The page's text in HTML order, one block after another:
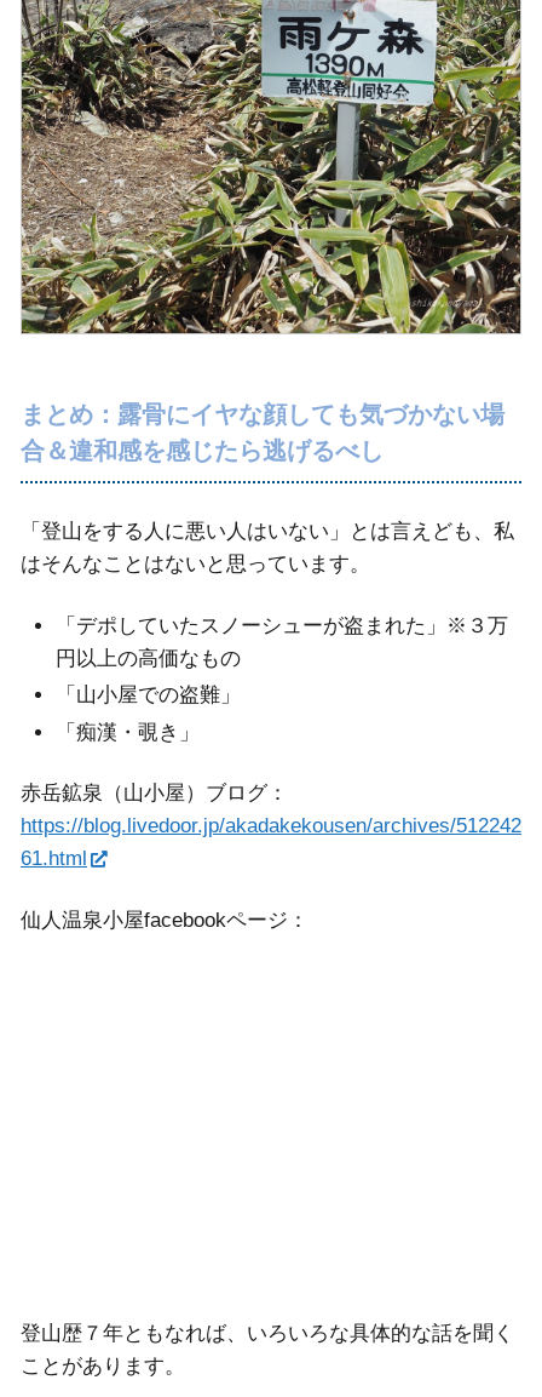
まとめ：露骨にイヤな顔しても気づかない場
合＆違和感を感じたら逃げるべし
「登山をする人に悪い人はいない」とは言えども、私
はそんなことはないと思っています。
「デポしていたスノーシューが盗まれた」※３万
円以上の高価なもの
「山小屋での盗難」
「痴漢・覗き」
赤岳鉱泉（山小屋）ブログ：
https://blog.livedoor.jp/akadakekousen/archives/512242
61.html
仙人温泉小屋facebookページ：
登山歴７年ともなれば、いろいろな具体的な話を聞く
ことがあります。